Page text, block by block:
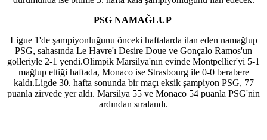
PSG NAMAĞLUP
Ligue 1'de şampiyonluğunu önceki haftalarda ilan eden namağlup
PSG, sahasında Le Havre'ı Desire Doue ve Gonçalo Ramos'un
golleriyle 2-1 yendi.Olimpik Marsilya'nın evinde Montpellier'yi 5-1
mağlup ettiği haftada, Monaco ise Strasbourg ile 0-0 berabere
kaldı.Ligde 30. hafta sonunda bir maçı eksik şampiyon PSG, 77
puanla zirvede yer aldı. Marsilya 55 ve Monaco 54 puanla PSG'nin
ardından sıralandı.